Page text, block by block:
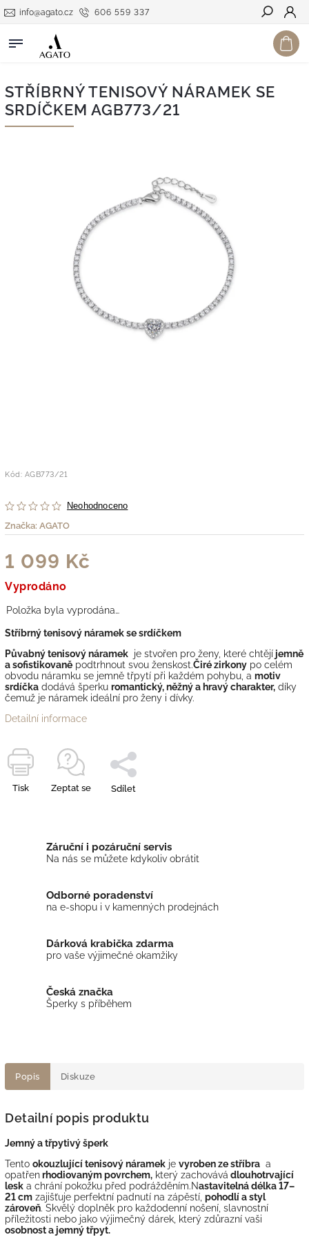
606 559 337
info@agato.cz
Hledat
STŘÍBRNÝ TENISOVÝ NÁRAMEK SE
SRDÍČKEM AGB773/21
Kód: AGB773/21
Neohodnoceno
Značka: AGATO
1 099 Kč
Vyprodáno
Položka byla vyprodána…
Stříbrný tenisový náramek se srdíčkem
Půvabný tenisový náramek je stvořen pro ženy, které chtějí jemně
a sofistikovaně podtrhnout svou ženskost.Čiré zirkony po celém
obvodu náramku se jemně třpytí při každém pohybu, a motiv
srdíčka dodává šperku romantický, něžný a hravý charakter, díky
čemuž je náramek ideální pro ženy i dívky.
Detailní informace
Tisk Zeptat se Sdílet
Záruční i pozáruční servis
Na nás se můžete kdykoliv obrátit
Odborné poradenství
na e-shopu i v kamenných prodejnách
Dárková krabička zdarma
pro vaše výjimečné okamžiky
Česká značka
Šperky s příběhem
Popis Diskuze
Detailní popis produktu
Jemný a třpytivý šperk
Tento okouzlující tenisový náramek je vyroben ze stříbra a
opatřenrhodiovaným povrchem, který zachovává dlouhotrvající
lesk a chrání pokožku před podrážděním.Nastavitelná délka 17–
21 cm zajišťuje perfektní padnutí na zápěstí, pohodlí a styl
zároveň. Skvělý doplněk pro každodenní nošení, slavnostní
příležitosti nebo jako výjimečný dárek, který zdůrazní vaši
osobnost a jemný třpyt.